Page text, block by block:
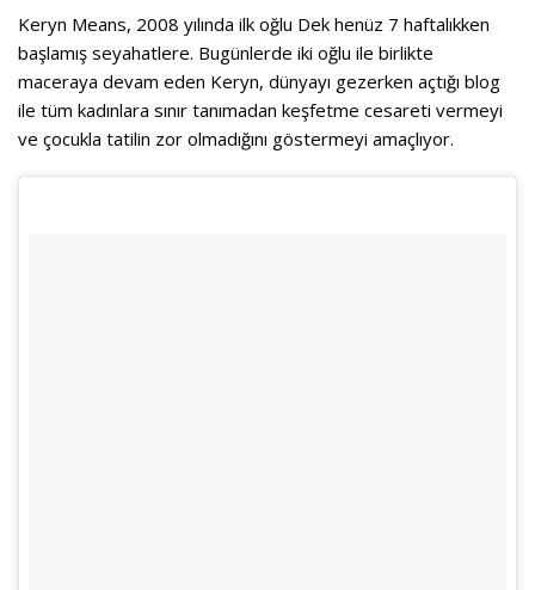
Keryn Means, 2008 yılında ilk oğlu Dek henüz 7 haftalıkken
başlamış seyahatlere. Bugünlerde iki oğlu ile birlikte
maceraya devam eden Keryn, dünyayı gezerken açtığı blog
ile tüm kadınlara sınır tanımadan keşfetme cesareti vermeyi
ve çocukla tatilin zor olmadığını göstermeyi amaçlıyor.